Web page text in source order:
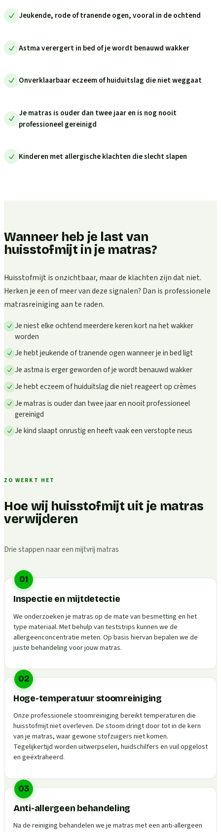
Jeukende, rode of tranende ogen, vooral in de ochtend
Astma verergert in bed of je wordt benauwd wakker
Onverklaarbaar eczeem of huiduitslag die niet weggaat
Je matras is ouder dan twee jaar en is nog nooit
professioneel gereinigd
Kinderen met allergische klachten die slecht slapen
Wanneer heb je last van
huisstofmijt in je matras?
Huisstofmijt is onzichtbaar, maar de klachten zijn dat niet.
Herken je een of meer van deze signalen? Dan is professionele
matrasreiniging aan te raden.
Je niest elke ochtend meerdere keren kort na het wakker
worden
Je hebt jeukende of tranende ogen wanneer je in bed ligt
Je astma is erger geworden of je wordt benauwd wakker
Je hebt eczeem of huiduitslag die niet reageert op crèmes
Je matras is ouder dan twee jaar en nooit professioneel
gereinigd
Je kind slaapt onrustig en heeft vaak een verstopte neus
ZO WERKT HET
Hoe wij huisstofmijt uit je matras
verwijderen
Drie stappen naar een mijtvrij matras
01
Inspectie en mijtdetectie
We onderzoeken je matras op de mate van besmetting en het
type materiaal. Met behulp van teststrips kunnen we de
allergeenconcentratie meten. Op basis hiervan bepalen we de
juiste behandeling voor jouw matras.
02
Hoge-temperatuur stoomreiniging
Onze professionele stoomreiniging bereikt temperaturen die
huisstofmijt niet overleven. De stoom dringt door tot in de kern
van je matras, waar gewone stofzuigers niet komen.
Tegelijkertijd worden uitwerpselen, huidschilfers en vuil opgelost
en geëxtraheerd.
03
Anti-allergeen behandeling
Na de reiniging behandelen we je matras met een anti-allergeen